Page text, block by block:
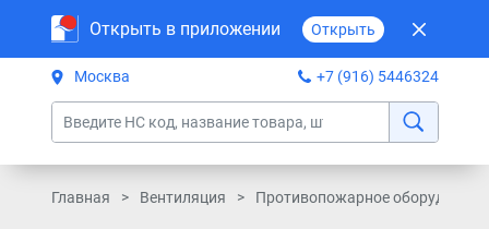
Открыть в приложении Открыть
Москва +7 (916) 5446324
Главная Вентиляция Противопожарное